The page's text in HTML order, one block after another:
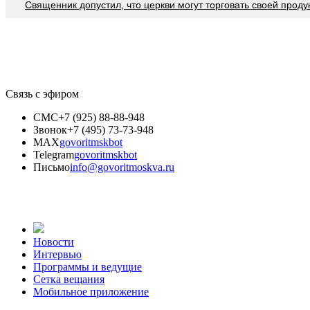
Священник допустил, что церкви могут торговать своей
Связь с эфиром
СМС+7 (925) 88-88-948
Звонок+7 (495) 73-73-948
MAXgovoritmskbot
Telegramgovoritmskbot
Письмоinfo@govoritmoskva.ru
Новости
Интервью
Программы и ведущие
Сетка вещания
Мобильное приложение